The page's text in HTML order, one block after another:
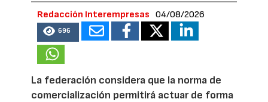
Redacción Interempresas 04/08/2026
696
La federación considera que la norma de
comercialización permitirá actuar de forma